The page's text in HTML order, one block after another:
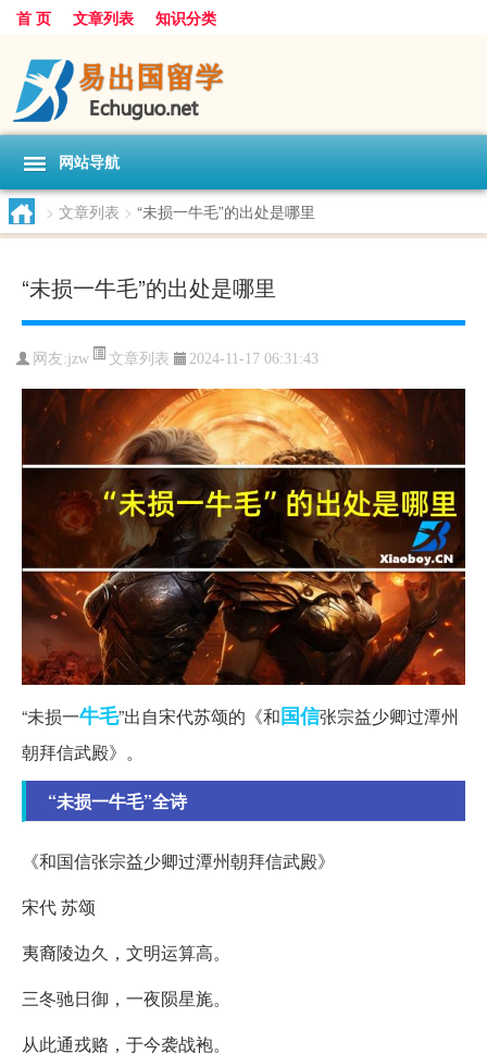
首 页 文章列表 知识分类
网站导航
> 文章列表 > “未损一牛毛”的出处是哪里
“未损一牛毛”的出处是哪里
网友:jzw 文章列表 2024-11-17 06:31:43
“未损一牛毛”出自宋代苏颂的《和国信张宗益少卿过潭州
朝拜信武殿》。
“未损一牛毛”全诗
《和国信张宗益少卿过潭州朝拜信武殿》
宋代 苏颂
夷裔陵边久，文明运算高。
三冬驰日御，一夜陨星旄。
从此通戎赂，于今袭战袍。